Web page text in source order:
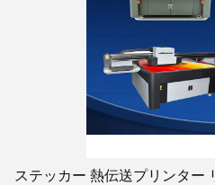
ステッカー 熱伝送プリンター